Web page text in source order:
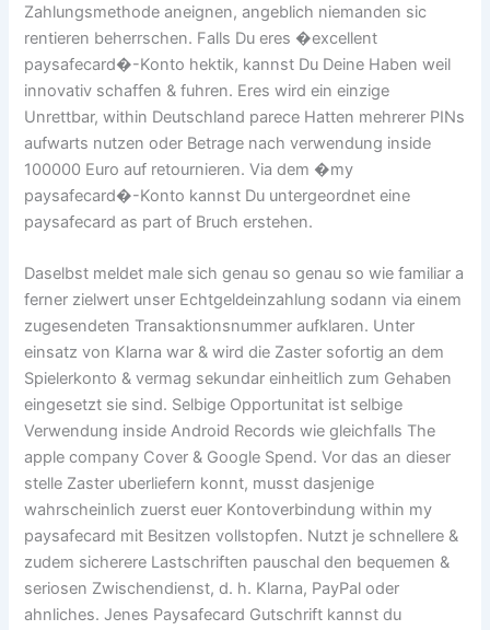
Zahlungsmethode aneignen, angeblich niemanden sic
rentieren beherrschen. Falls Du eres �excellent
paysafecard�-Konto hektik, kannst Du Deine Haben weil
innovativ schaffen & fuhren. Eres wird ein einzige
Unrettbar, within Deutschland parece Hatten mehrerer PINs
aufwarts nutzen oder Betrage nach verwendung inside
100000 Euro auf retournieren. Via dem �my
paysafecard�-Konto kannst Du untergeordnet eine
paysafecard as part of Bruch erstehen.
Daselbst meldet male sich genau so genau so wie familiar a
ferner zielwert unser Echtgeldeinzahlung sodann via einem
zugesendeten Transaktionsnummer aufklaren. Unter
einsatz von Klarna war & wird die Zaster sofortig an dem
Spielerkonto & vermag sekundar einheitlich zum Gehaben
eingesetzt sie sind. Selbige Opportunitat ist selbige
Verwendung inside Android Records wie gleichfalls The
apple company Cover & Google Spend. Vor das an dieser
stelle Zaster uberliefern konnt, musst dasjenige
wahrscheinlich zuerst euer Kontoverbindung within my
paysafecard mit Besitzen vollstopfen. Nutzt je schnellere &
zudem sicherere Lastschriften pauschal den bequemen &
seriosen Zwischendienst, d. h. Klarna, PayPal oder
ahnliches. Jenes Paysafecard Gutschrift kannst du